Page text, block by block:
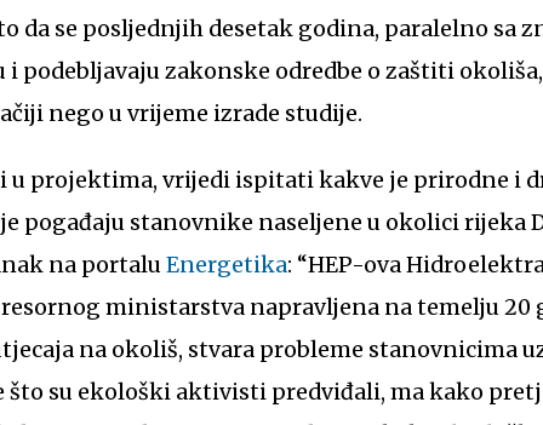
da se posljednjih desetak godina, paralelno sa
podebljavaju zakonske odredbe o zaštiti
nego u vrijeme izrade studije.
u projektima, vrijedi ispitati kakve je prirodne i
pogađaju stanovnike naseljene u okolici rijeka
na portalu Energetika: “HEP-ova
resornog ministarstva napravljena na temelju 20
na okoliš, stvara probleme stanovnicima
što su ekološki aktivisti predviđali, ma kako